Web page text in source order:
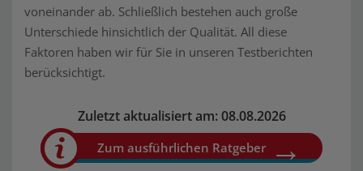
voneinander ab. Schließlich bestehen auch große
Unterschiede hinsichtlich der Qualität. All diese
Faktoren haben wir für Sie in unseren Testberichten
berücksichtigt.
Zuletzt aktualisiert am: 08.08.2026
Zum ausführlichen Ratgeber